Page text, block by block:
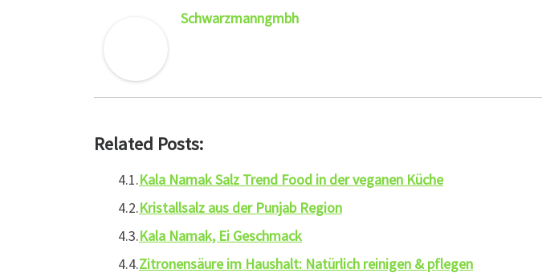
Schwarzmanngmbh
Related Posts:
Kala Namak Salz Trend Food in der veganen Küche
Kristallsalz aus der Punjab Region
Kala Namak, Ei Geschmack
Zitronensäure im Haushalt: Natürlich reinigen & pflegen